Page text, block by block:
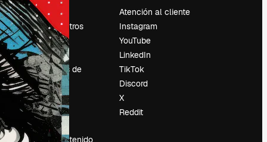
Precios
Sobre nosotros
Reviews
Empleo
Tendencias de
búsqueda
Blog
Eventos
Slidesgo
Vender contenido
Atención al cliente
Instagram
YouTube
LinkedIn
TikTok
Discord
X
Reddit